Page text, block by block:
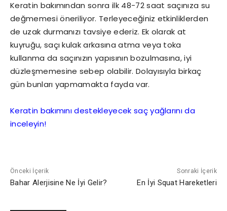
Keratin bakımından sonra ilk 48-72 saat saçınıza su
değmemesi öneriliyor. Terleyeceğiniz etkinliklerden
de uzak durmanızı tavsiye ederiz. Ek olarak at
kuyruğu, saçı kulak arkasına atma veya toka
kullanma da saçınızın yapısının bozulmasına, iyi
düzleşmemesine sebep olabilir. Dolayısıyla birkaç
gün bunları yapmamakta fayda var.
Keratin bakımını destekleyecek saç yağlarını da
inceleyin!
Önceki İçerik
Bahar Alerjisine Ne İyi Gelir?
Sonraki İçerik
En İyi Squat Hareketleri